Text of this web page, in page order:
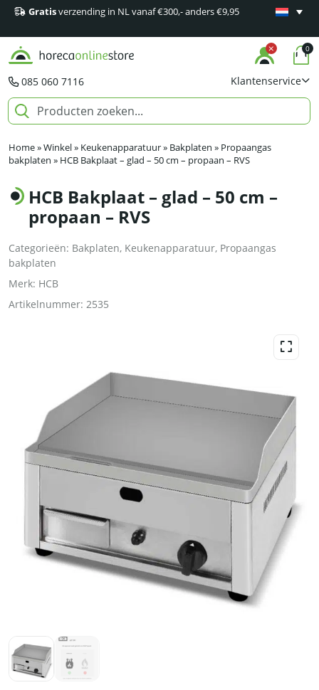
Gratisverzending in NL vanaf €300,- anders €9,95
Minimaal
085 060 7116 Klantenservice
0
Home»Winkel» Keukenapparatuur» Bakplaten » Propaangas
bakplaten » HCB Bakplaat – glad – 50 cm – propaan – RVS
HCB Bakplaat – glad – 50 cm –
propaan – RVS
Categorieën: Bakplaten, Keukenapparatuur, Propaangas
bakplaten
Merk: HCB
Artikelnummer: 2535